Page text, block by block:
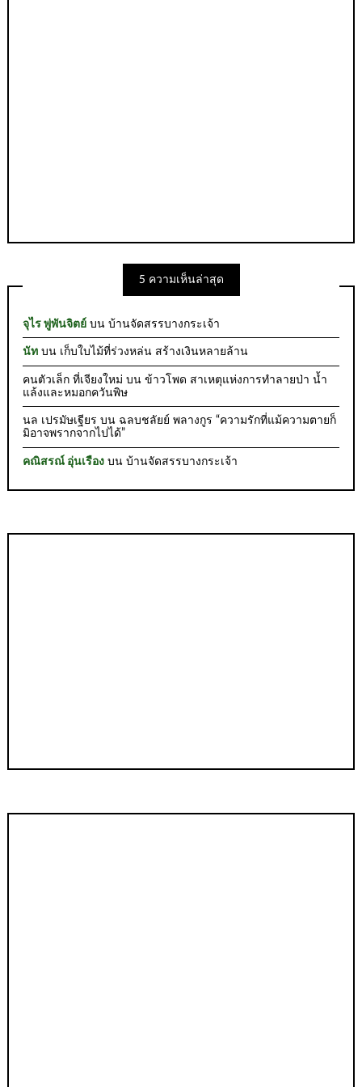
5 ความเห็นล่าสุด
จุไร พู่พันจิตย์ บนบ้านจัดสรรบางกระเจ้า
นัท บน เก็บใบไม้ที่ร่วงหล่น สร้างเงินหลายล้าน
คนตัวเล็ก ที่เจียงใหม่ บนข้าวโพด สาเหตุแห่งการทำลายป่า น้ำ
แล้งและหมอกควันพิษ
นล เปรมัษเฐียร บน ฉลบชลัยย์ พลางกูร “ความรักที่แม้ความตายก็
มิอาจพรากจากไปได้”
คณิสรณ์ อุ่นเรือง บนบ้านจัดสรรบางกระเจ้า